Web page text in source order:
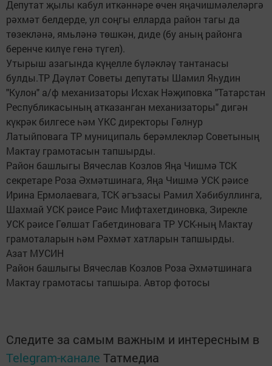
Депутат җылы кабул иткәннәре өчен яңачишмәлеләргә
рәхмәт белдерде, ул соңгы елларда район тагы да
төзекләнә, ямьләнә төшкән, диде (бу аның районга
беренче килүе генә түгел).
Утырыш азагында күңелле бүләкләү тантанасы
булды.ТР Дәүләт Советы депутаты Шамил Яһудин
"Кулон" а/ф механизаторы Исхак Нәҗиповка "Татарстан
Республикасының атказанган механизаторы" дигән
күкрәк билгесе һәм ҮКС директоры Гөлнур
Латыйповага ТР муниципаль берәмлекләр Советының
Мактау грамотасын тапшырды.
Район башлыгы Вячеслав Козлов Яңа Чишмә ТСК
секретаре Роза Әхмәтшинага, Яңа Чишмә УСК рәисе
Ирина Ермолаевага, ТСК әгъзасы Рамил Хәбибуллинга,
Шахмай УСК рәисе Рәис Мифтахетдиновка, Зирекле
УСК рәисе Гөлшат Габетдиновага ТР УСК-ның Мактау
грамоталарын һәм Рәхмәт хатларын тапшырды.
Азат МУСИН
Район башлыгы Вячеслав Козлов Роза Әхмәтшинага
Мактау грамотасы тапшыра. Автор фотосы
Следите за самым важным и интересным в
Telegram-канале Татмедиа